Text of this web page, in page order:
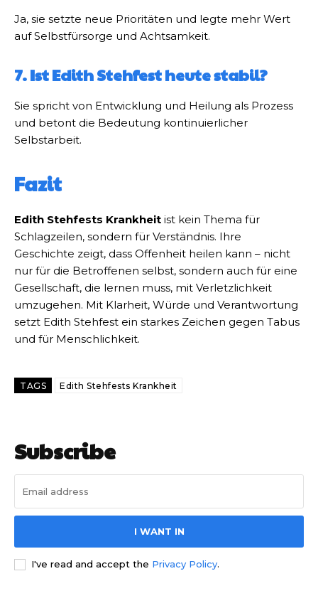
Ja, sie setzte neue Prioritäten und legte mehr Wert
auf Selbstfürsorge und Achtsamkeit.
7. Ist Edith Stehfest heute stabil?
Sie spricht von Entwicklung und Heilung als Prozess
und betont die Bedeutung kontinuierlicher
Selbstarbeit.
Fazit
Edith Stehfests Krankheit ist kein Thema für
Schlagzeilen, sondern für Verständnis. Ihre
Geschichte zeigt, dass Offenheit heilen kann – nicht
nur für die Betroffenen selbst, sondern auch für eine
Gesellschaft, die lernen muss, mit Verletzlichkeit
umzugehen. Mit Klarheit, Würde und Verantwortung
setzt Edith Stehfest ein starkes Zeichen gegen Tabus
und für Menschlichkeit.
TAGS Edith Stehfests Krankheit
Subscribe
I WANT IN
I've read and accept the Privacy Policy.